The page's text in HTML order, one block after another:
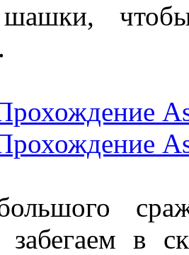
забегаем в